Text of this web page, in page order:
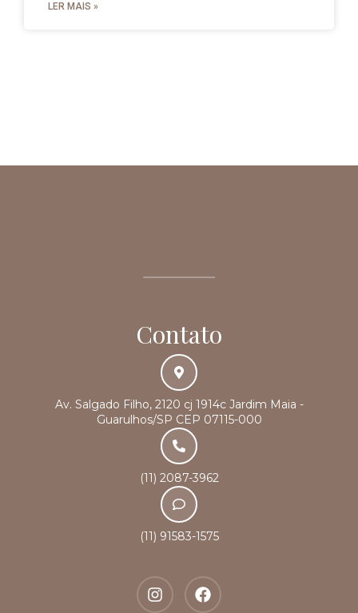
LER MAIS »
Contato
Av. Salgado Filho, 2120 cj 1914c Jardim Maia -
Guarulhos/SP CEP 07115-000
(11) 2087-3962
(11) 91583-1575